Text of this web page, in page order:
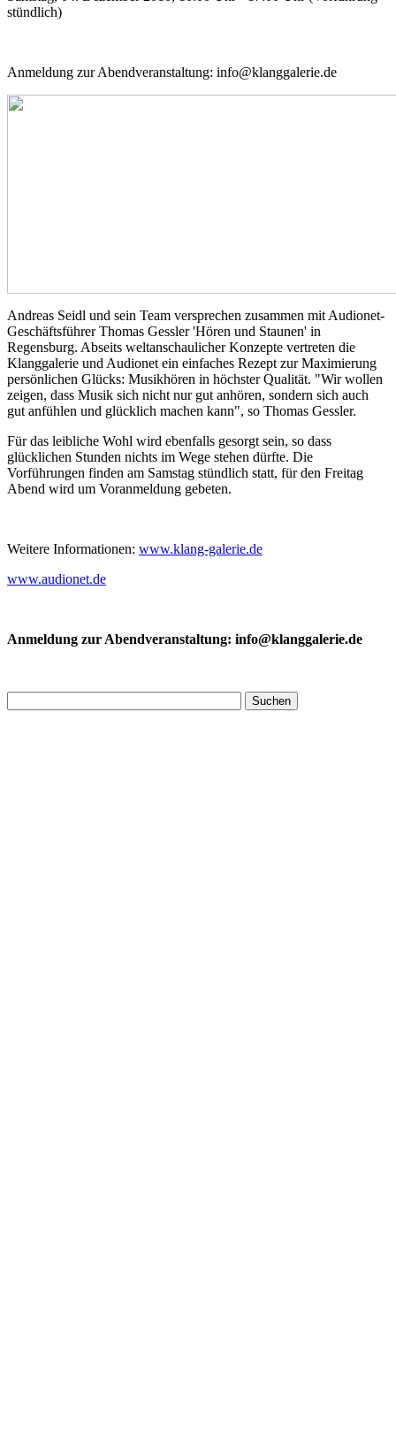
stündlich)
Anmeldung zur Abendveranstaltung: info@klanggalerie.de
Andreas Seidl und sein Team versprechen zusammen mit Audionet-
Geschäftsführer Thomas Gessler 'Hören und Staunen' in
Regensburg. Abseits weltanschaulicher Konzepte vertreten die
Klanggalerie und Audionet ein einfaches Rezept zur Maximierung
persönlichen Glücks: Musikhören in höchster Qualität. "Wir wollen
zeigen, dass Musik sich nicht nur gut anhören, sondern sich auch
gut anfühlen und glücklich machen kann", so Thomas Gessler.
Für das leibliche Wohl wird ebenfalls gesorgt sein, so dass
glücklichen Stunden nichts im Wege stehen dürfte. Die
Vorführungen finden am Samstag stündlich statt, für den Freitag
Abend wird um Voranmeldung gebeten.
Weitere Informationen: www.klang-galerie.de
www.audionet.de
Anmeldung zur Abendveranstaltung: info@klanggalerie.de